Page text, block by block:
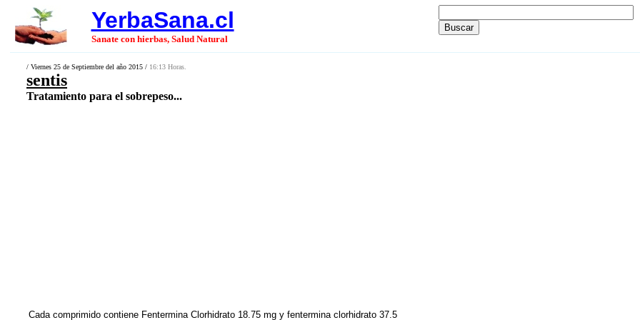
YerbaSana.cl
Sanate con hierbas, Salud Natural
/ Viernes 25 de Septiembre del año 2015 / 16:13 Horas.
sentis
Tratamiento para el sobrepeso...
Cada comprimido contiene Fentermina Clorhidrato 18.75 mg y fentermina clorhidrato 37.5